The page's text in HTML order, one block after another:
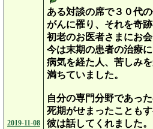
2019-11-08
ある対談の席で３０代
がんに罹り、それを奇
初老のお医者さまにお
今は末期の患者の治療
病気を経た人、苦しみ
満ちていました。
自分の専門分野であっ
死期がせまったことも
彼は話してくれました。